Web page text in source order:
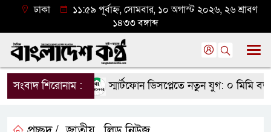
ঢাকা
১১:৫৯ পূর্বাহ্ন, সোমবার, ১০ অগাস্ট ২০২৬, ২৬ শ্রাবণ
১৪৩৩ বঙ্গাব্দ
সংবাদ শিরোনাম : স্মার্টফোন ডিসপ্লেতে নতুন যুগ: ০ মিমি